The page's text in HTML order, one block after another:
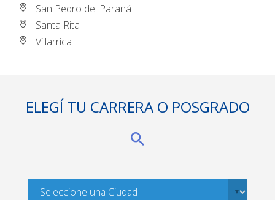
San Pedro del Paraná
Santa Rita
Villarrica
ELEGÍ TU CARRERA O POSGRADO